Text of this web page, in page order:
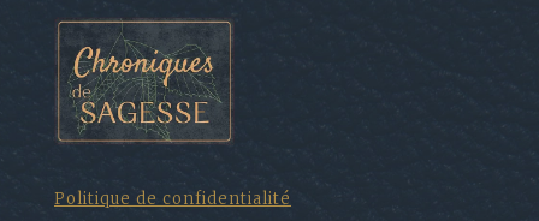
Politique de confidentialité